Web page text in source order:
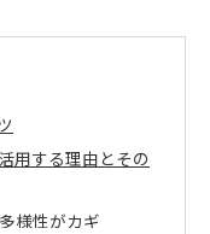
用する理由とその
様性がカギ